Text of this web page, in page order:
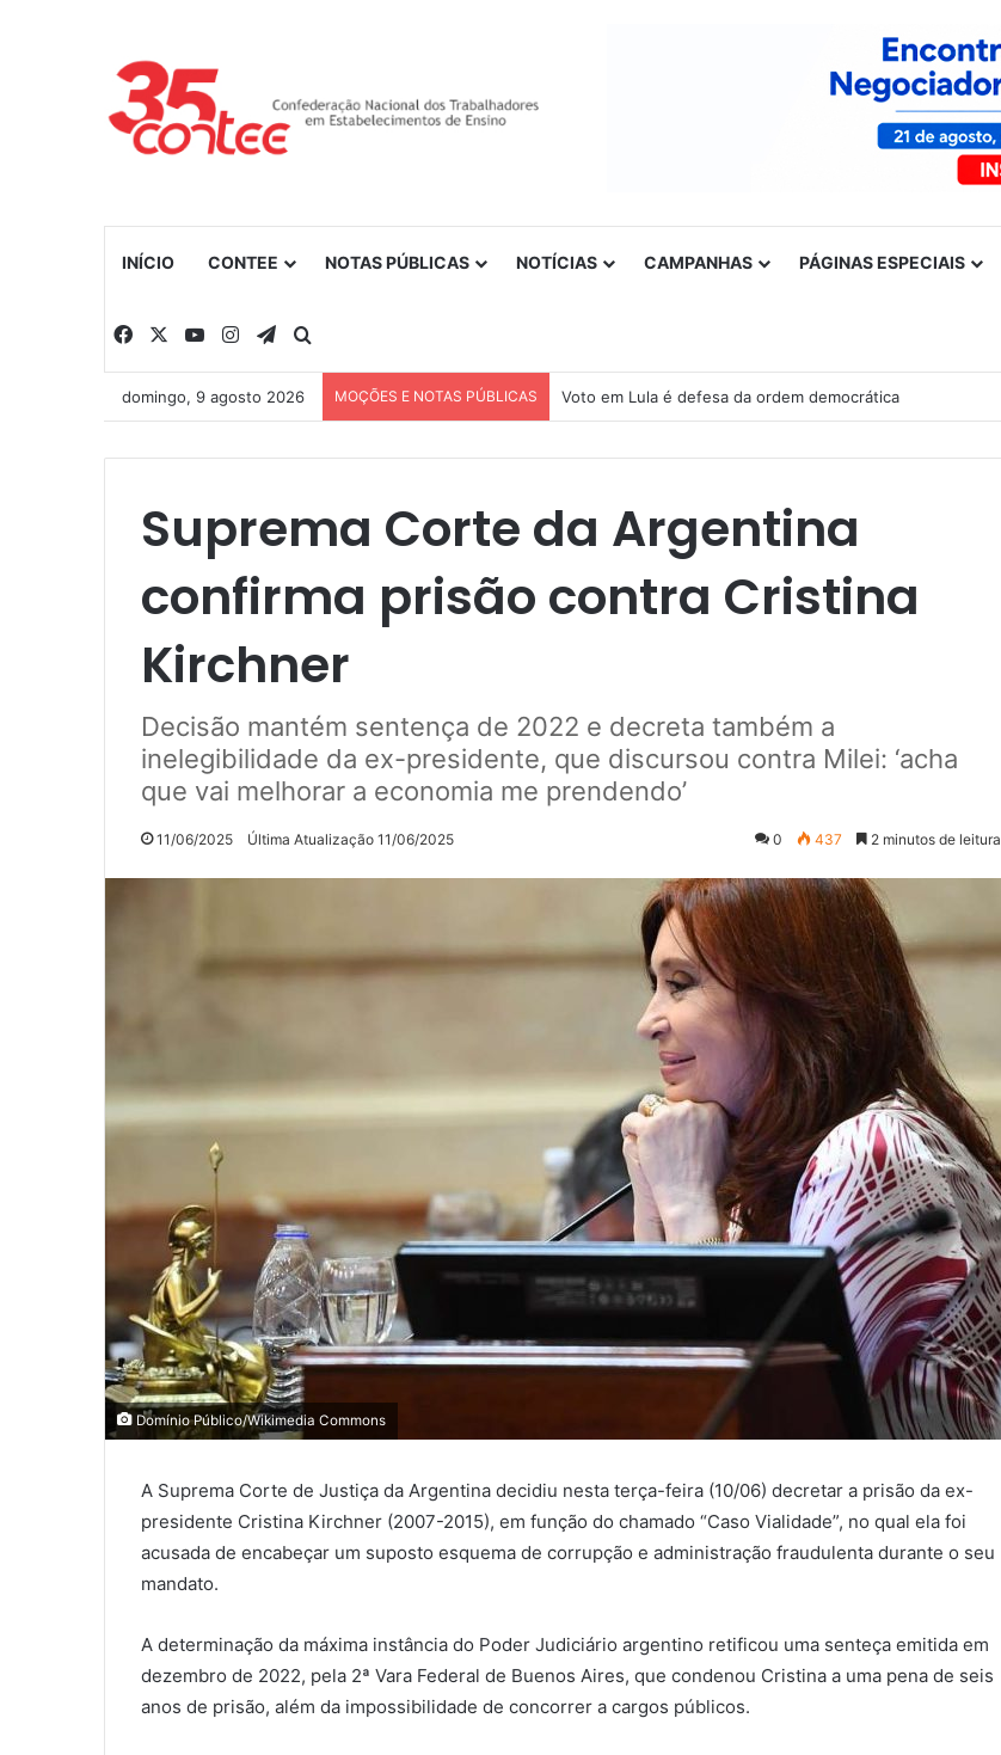
INÍCIO CONTEE NOTAS PÚBLICAS NOTÍCIAS CAMPANHAS PÁGINAS ESPECIAIS
Facebook YouTubeInstagramTelegram
domingo, 9 agosto 2026 MOÇÕES E NOTAS PÚBLICAS Nota de solidariedade ao povo venezuelano
Suprema Corte da Argentina
confirma prisão contra Cristina
Kirchner
Decisão mantém sentença de 2022 e decreta também a
inelegibilidade da ex-presidente, que discursou contra Milei: ‘acha
que vai melhorar a economia me prendendo’
11/06/2025 Última Atualização 11/06/2025 0 437 2 minutos de leitura
Domínio Público/Wikimedia Commons
A Suprema Corte de Justiça da Argentina decidiu nesta terça-feira (10/06) decretar a prisão da ex-
presidente Cristina Kirchner (2007-2015), em função do chamado “Caso Vialidade”, no qual ela foi
acusada de encabeçar um suposto esquema de corrupção e administração fraudulenta durante o seu
mandato.
A determinação da máxima instância do Poder Judiciário argentino retificou uma senteça emitida em
dezembro de 2022, pela 2ª Vara Federal de Buenos Aires, que condenou Cristina a uma pena de seis
anos de prisão, além da impossibilidade de concorrer a cargos públicos.